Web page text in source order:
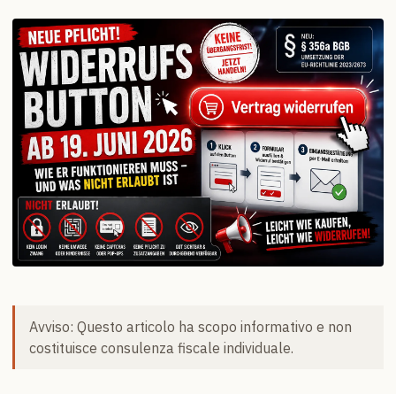
Avviso: Questo articolo ha scopo informativo e non
costituisce consulenza fiscale individuale.